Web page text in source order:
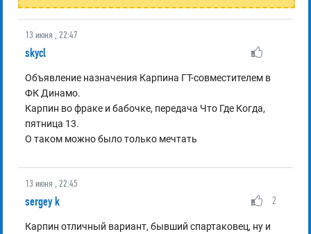
13 июня , 22:47
skycl
Объявление назначения Карпина ГТ-совместителем в
ФК Динамо.
Карпин во фраке и бабочке, передача Что Где Когда,
пятница 13.
О таком можно было только мечтать
13 июня , 22:45
sergey k 2
Карпин отличный вариант, бывший спартаковец, ну и